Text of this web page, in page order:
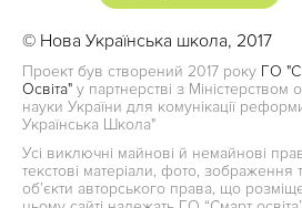
© Нова Українська школа, 2017
Проект був створений 2017 року ГО
Освіта" у партнерстві з Міністерством
науки України для комунікації
Українська Школа"
Усі виключні майнові й немайнові
текстові матеріали, фото, зображення
об’єкти авторського права, що